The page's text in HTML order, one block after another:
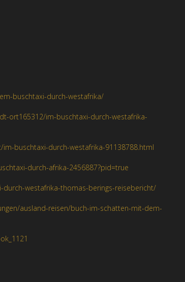
buschtaxi-durch-westafrika/
ort165312/im-buschtaxi-durch-westafrika-
buschtaxi-durch-westafrika-91138788.html
durch-afrika-2456887?pid=true
westafrika-thomas-berings-reisebericht/
ausland-reisen/buch-im-schatten-mit-dem-